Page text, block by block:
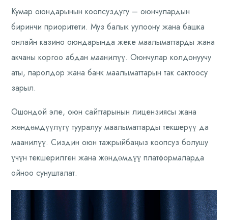
Кумар оюндарынын коопсуздугу – оюнчулардын
биринчи приоритети. Муз балык уулоону жана башка
онлайн казино оюндарында жеке маалыматтарды жана
акчаны коргоо абдан маанилүү. Оюнчулар колдонуучу
аты, паролдор жана банк маалыматтарын так сактоосу
зарыл.
Ошондой эле, оюн сайттарынын лицензиясы жана
жөндөмдүүлүгү тууралуу маалыматтарды текшерүү да
маанилүү. Сиздин оюн тажрыйбаңыз коопсуз болушу
үчүн текшерилген жана жөндөмдүү платформаларда
ойноо сунушталат.